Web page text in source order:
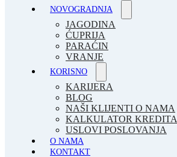
NOVOGRADNJA
JAGODINA
ĆUPRIJA
PARAĆIN
VRANJE
KORISNO
KARIJERA
BLOG
NAŠI KLIJENTI O NAMA
KALKULATOR KREDITA
USLOVI POSLOVANJA
O NAMA
KONTAKT